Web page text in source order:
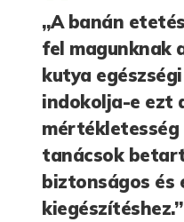
„A banán
fel magunknak
kutya
indokolja-e ezt
tanácsok
biztonságos és
kiegészítéshez.”